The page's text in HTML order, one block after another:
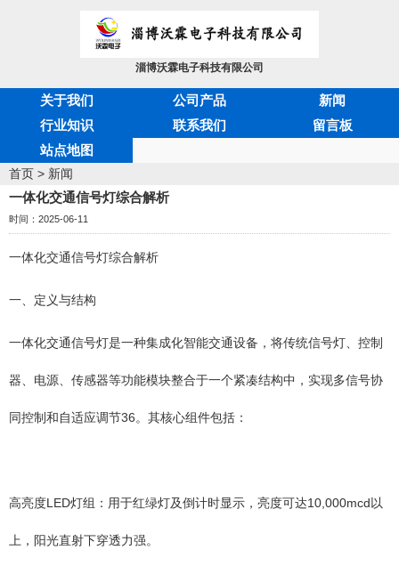
淄博沃霖电子科技有限公司
关于我们 公司产品
新闻
行业知识
联系我们
留言板
站点地图
首页 > 新闻
一体化交通信号灯综合解析
时间：2025-06-11
一体化交通信号灯综合解析
一、定义与结构
一体化交通信号灯是一种集成化智能交通设备，将传统信号灯、控制
器、电源、传感器等功能模块整合于一个紧凑结构中，实现多信号协
同控制和自适应调节36。其核心组件包括：
高亮度LED灯组：用于红绿灯及倒计时显示，亮度可达10,000mcd以
上，阳光直射下穿透力强。